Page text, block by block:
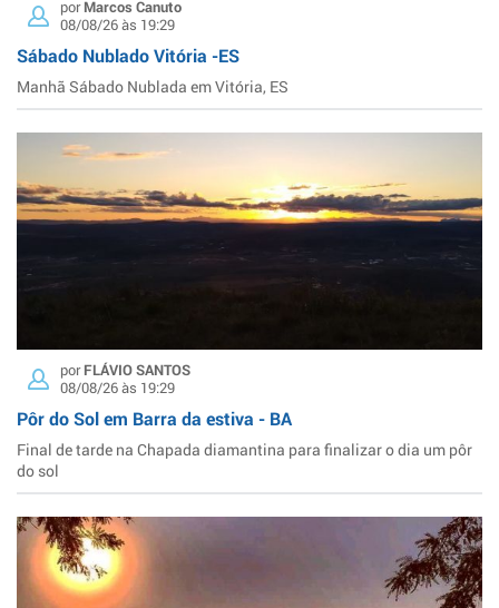
porMarcos Canuto
08/08/26 às 19:29
Sábado Nublado Vitória -ES
Manhã Sábado Nublada em Vitória, ES
porFLÁVIO SANTOS
08/08/26 às 19:29
Pôr do Sol em Barra da estiva - BA
Final de tarde na Chapada diamantina para finalizar o dia um pôr
do sol